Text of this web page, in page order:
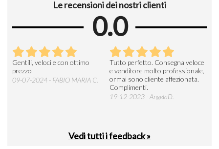
Le recensioni dei nostri clienti
0.0
Gentili, veloci e con ottimo
prezzo
09-07-2024 - FABIO MARIA C.
Tutto perfetto. Consegna veloce
e venditore molto professionale,
ormai sono cliente affezionata.
Complimenti.
19-12-2023 - AngelaD.
Vedi tutti i feedback »